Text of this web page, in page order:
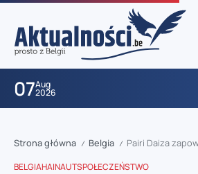
07Aug
2026
Strona główna / Belgia / Pairi Daiza zapowiada otwarcie nowej strefy
BELGIAHAINAUTSPOŁECZEŃSTWO